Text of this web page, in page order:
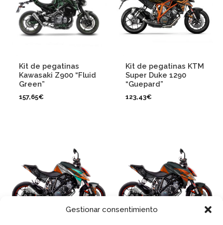
Gestionar consentimiento
Kit de pegatinas
Kawasaki Z900 “Fluid
Green”
157,65€
Kit de pegatinas KTM
Super Duke 1290
“Guepard”
123,43€